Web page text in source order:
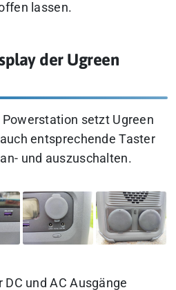
lassen.
der Ugreen
Powerstation setzt Ugreen
entsprechende Taster
und auszuschalten.
und AC Ausgänge